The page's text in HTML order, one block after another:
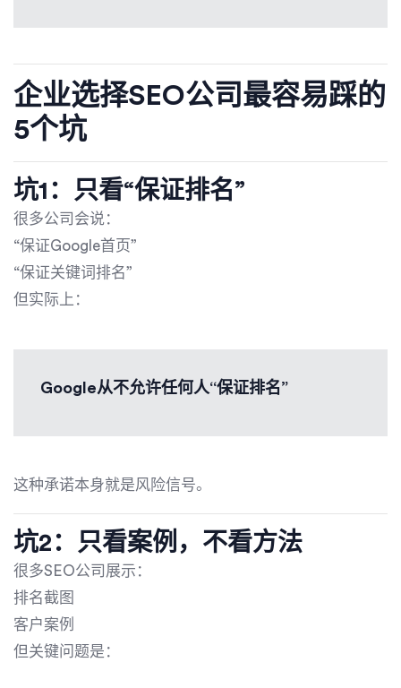
企业选择SEO公司最容易踩的
5个坑
坑1：只看“保证排名”
很多公司会说：
“保证Google首页”
“保证关键词排名”
但实际上：
Google从不允许任何人“保证排名”
这种承诺本身就是风险信号。
坑2：只看案例，不看方法
很多SEO公司展示：
排名截图
客户案例
但关键问题是：